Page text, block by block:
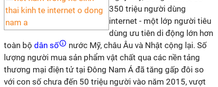
350 triệu người dùng
internet - một lớp người tiêu
dùng ưu tiên di động lớn hơn
toàn bộ dân số
nước Mỹ, châu Âu và Nhật cộng lại. Số
lượng người mua sản phẩm vật chất qua các nền tảng
thương mại điện tử tại Đông Nam Á đã tăng gấp đôi so
với con số chưa đến 50 triệu người vào năm 2015, vượt